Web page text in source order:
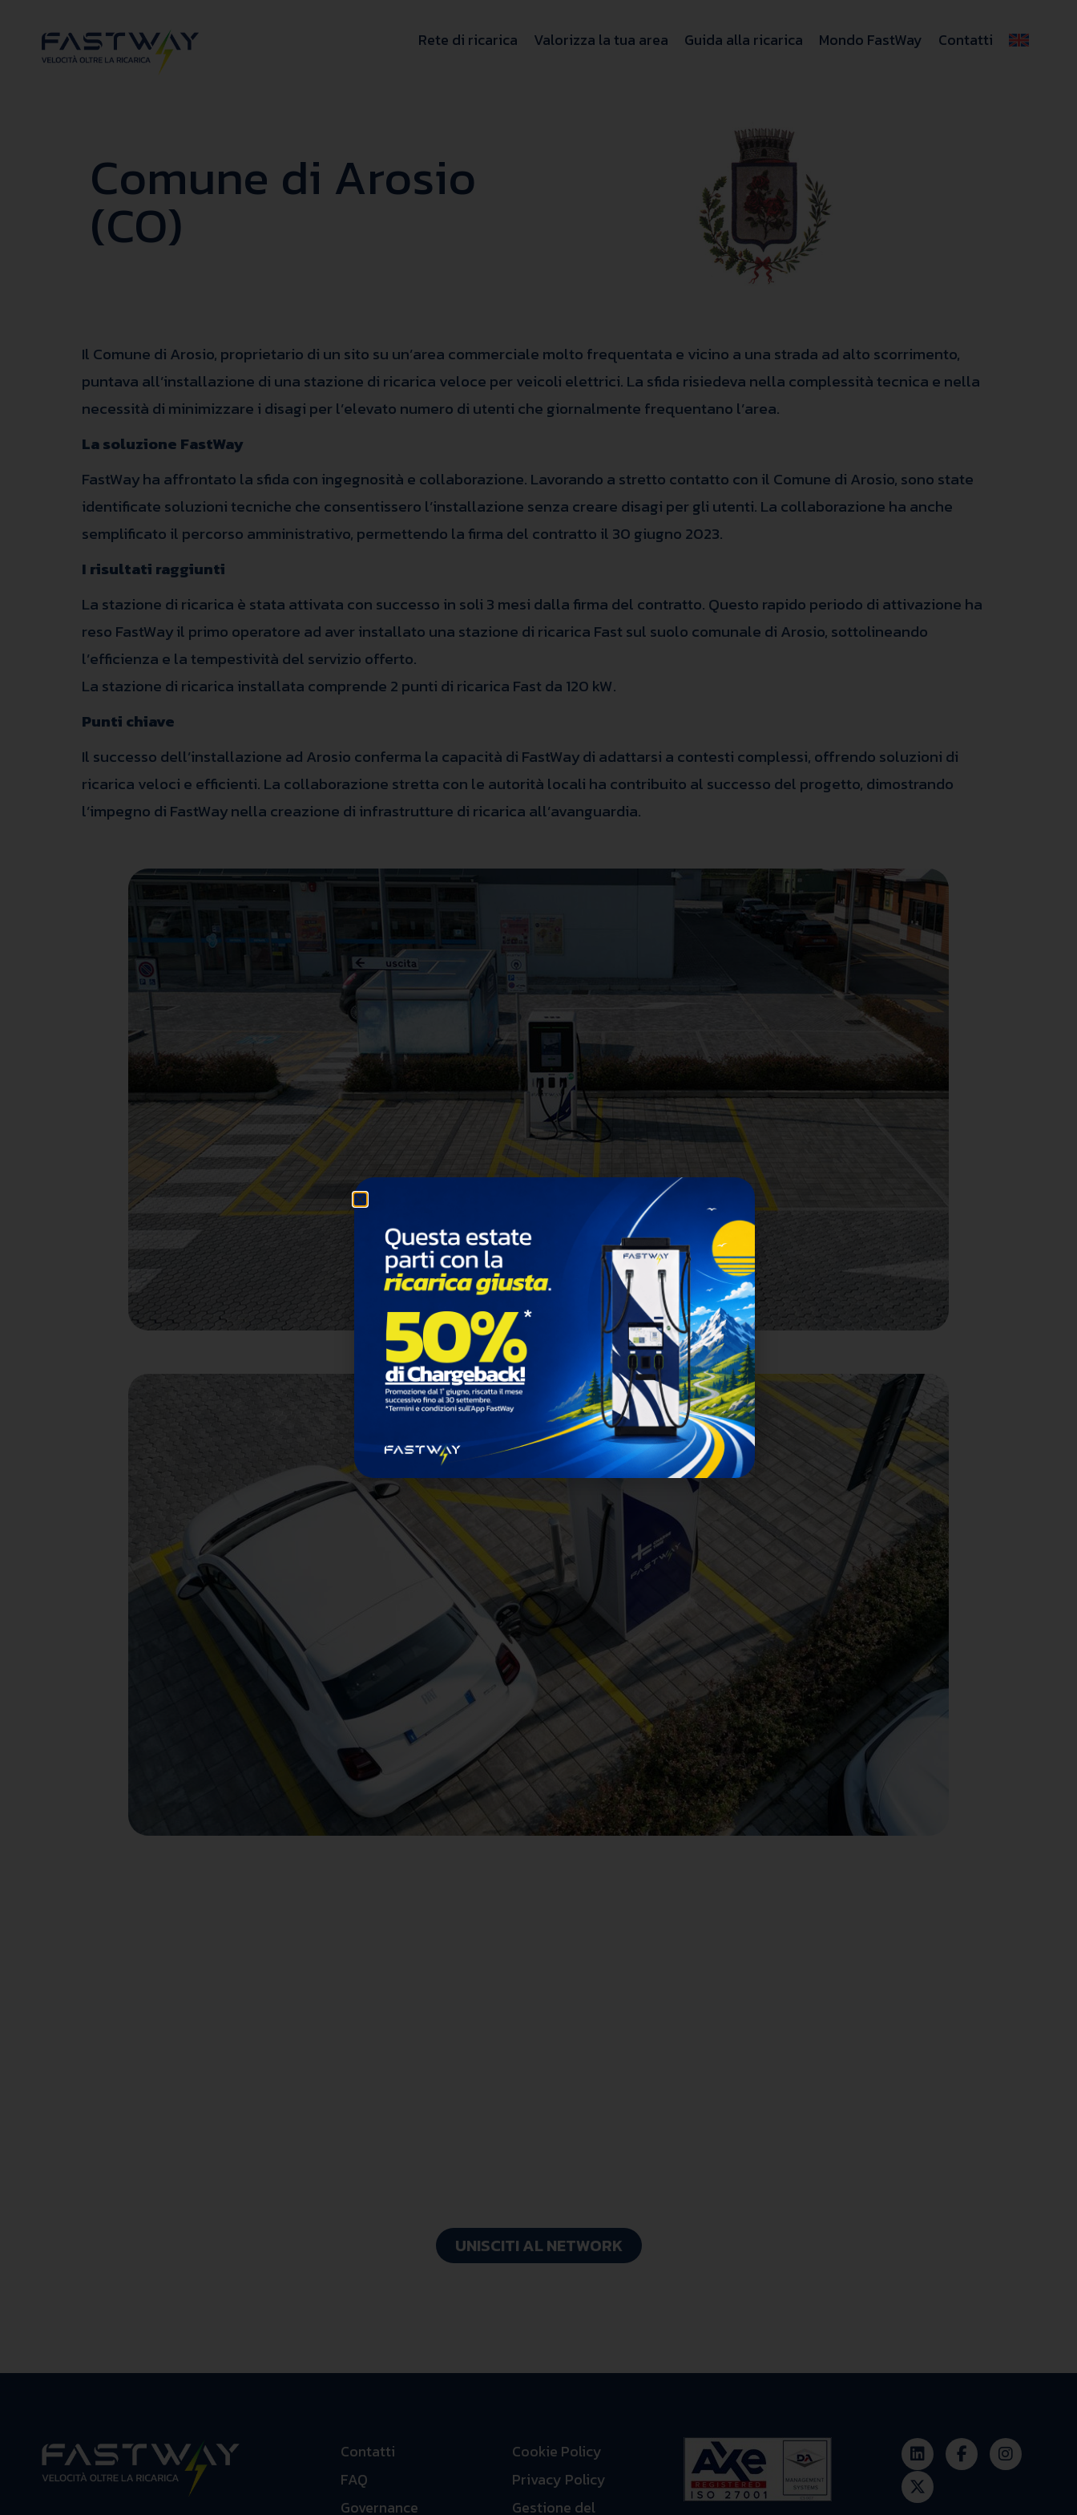
Rete di ricarica Valorizza la tua area Guida alla ricarica Mondo FastWay Contatti
Comune di Arosio
(CO)
Il Comune di Arosio, proprietario di un sito su un’area commerciale molto frequentata e vicino a una strada ad alto scorrimento,
puntava all’installazione di una stazione di ricarica veloce per veicoli elettrici. La sfida risiedeva nella complessità tecnica e nella
necessità di minimizzare i disagi per l’elevato numero di utenti che giornalmente frequentano l’area.
La soluzione FastWay
FastWay ha affrontato la sfida con ingegnosità e collaborazione. Lavorando a stretto contatto con il Comune di Arosio, sono state
identificate soluzioni tecniche che consentissero l’installazione senza creare disagi per gli utenti. La collaborazione ha anche
semplificato il percorso amministrativo, permettendo la firma del contratto il 30 giugno 2023.
I risultati raggiunti
La stazione di ricarica è stata attivata con successo in soli 3 mesi dalla firma del contratto. Questo rapido periodo di attivazione ha
reso FastWay il primo operatore ad aver installato una stazione di ricarica Fast sul suolo comunale di Arosio, sottolineando
l’efficienza e la tempestività del servizio offerto.
La stazione di ricarica installata comprende 2 punti di ricarica Fast da 120 kW.
Punti chiave
Il successo dell’installazione ad Arosio conferma la capacità di FastWay di adattarsi a contesti complessi, offrendo soluzioni di
ricarica veloci e efficienti. La collaborazione stretta con le autorità locali ha contribuito al successo del progetto, dimostrando
l’impegno di FastWay nella creazione di infrastrutture di ricarica all’avanguardia.
UNISCITI AL NETWORK
Contatti
FAQ
Governance
Cookie Policy
Privacy Policy
Gestione del